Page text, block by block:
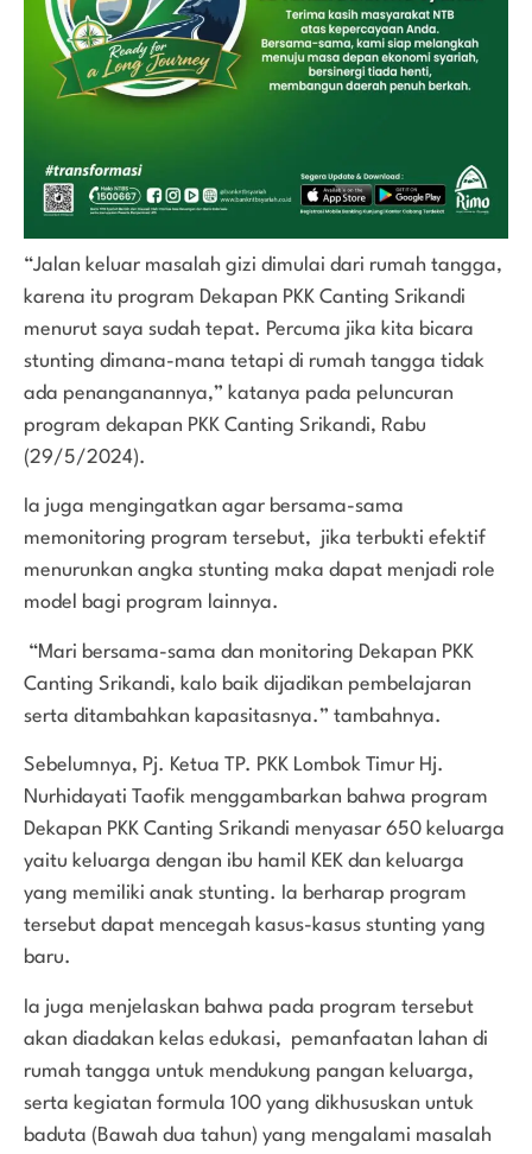
“Jalan keluar masalah gizi dimulai dari rumah tangga,
karena itu program Dekapan PKK Canting Srikandi
menurut saya sudah tepat. Percuma jika kita bicara
stunting dimana-mana tetapi di rumah tangga tidak
ada penanganannya,” katanya pada peluncuran
program dekapan PKK Canting Srikandi, Rabu
(29/5/2024).
Ia juga mengingatkan agar bersama-sama
memonitoring program tersebut, jika terbukti efektif
menurunkan angka stunting maka dapat menjadi role
model bagi program lainnya.
“Mari bersama-sama dan monitoring Dekapan PKK
Canting Srikandi, kalo baik dijadikan pembelajaran
serta ditambahkan kapasitasnya.” tambahnya.
Sebelumnya, Pj. Ketua TP. PKK Lombok Timur Hj.
Nurhidayati Taofik menggambarkan bahwa program
Dekapan PKK Canting Srikandi menyasar 650 keluarga
yaitu keluarga dengan ibu hamil KEK dan keluarga
yang memiliki anak stunting. Ia berharap program
tersebut dapat mencegah kasus-kasus stunting yang
baru.
Ia juga menjelaskan bahwa pada program tersebut
akan diadakan kelas edukasi, pemanfaatan lahan di
rumah tangga untuk mendukung pangan keluarga,
serta kegiatan formula 100 yang dikhususkan untuk
baduta (Bawah dua tahun) yang mengalami masalah